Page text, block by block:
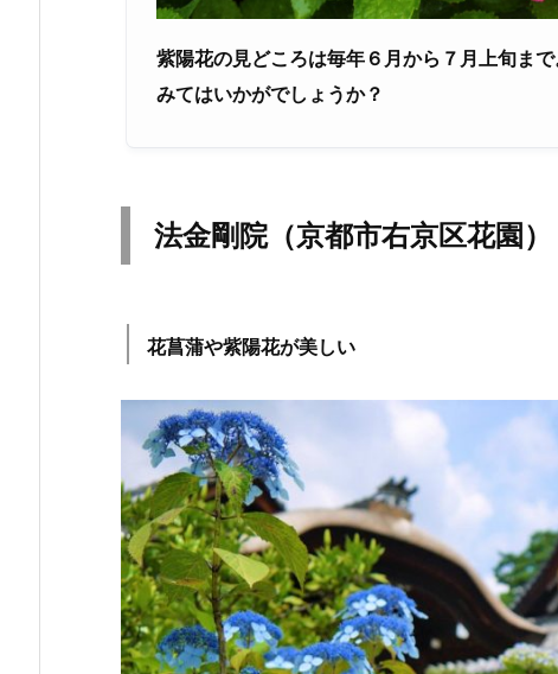
紫陽花の見どころは毎年６月から７月上旬ま
みてはいかがでしょうか？
法金剛院（京都市右京区花園）
花菖蒲や紫陽花が美しい